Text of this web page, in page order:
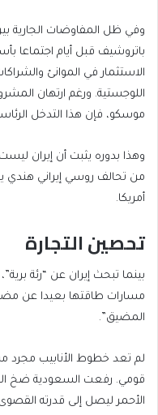
وفي ظل المفاوضات الجارية
باتروشيف قبل أيام اجتماعا
الاستثمار في الموانئ
اللوجستية. ورغم ارتهان
موسكو، فإن هذا التدخل
وهذا بدوره يثبت أن إيران
من تحالف روسي إيراني هندي
أمريكا.
تحصين التجارة
بينما تبحث إيران عن “رئة
مسارات طاقتها بعيدا عن
المضيق”.
لم تعد خطوط الأنابيب مجرد
قومي. رفعت السعودية ضخ